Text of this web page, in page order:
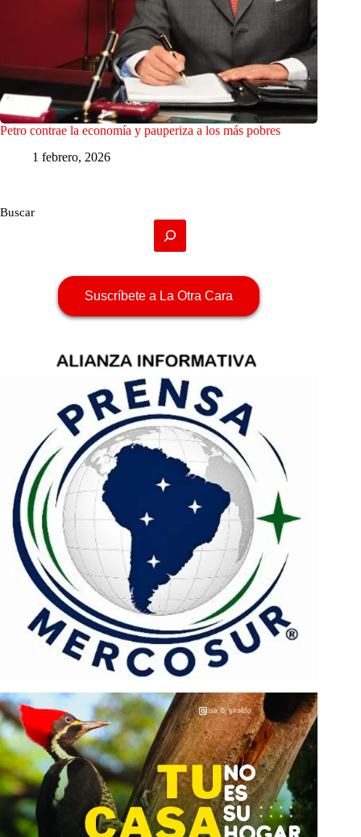
Petro contrae la economía y pauperiza a los más pobres
1 febrero, 2026
Buscar
Suscríbete a La Otra Cara